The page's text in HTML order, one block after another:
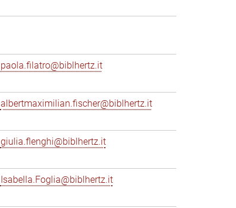
paola.filatro@biblhertz.it
albertmaximilian.fischer@biblhertz.it
giulia.flenghi@biblhertz.it
Isabella.Foglia@biblhertz.it